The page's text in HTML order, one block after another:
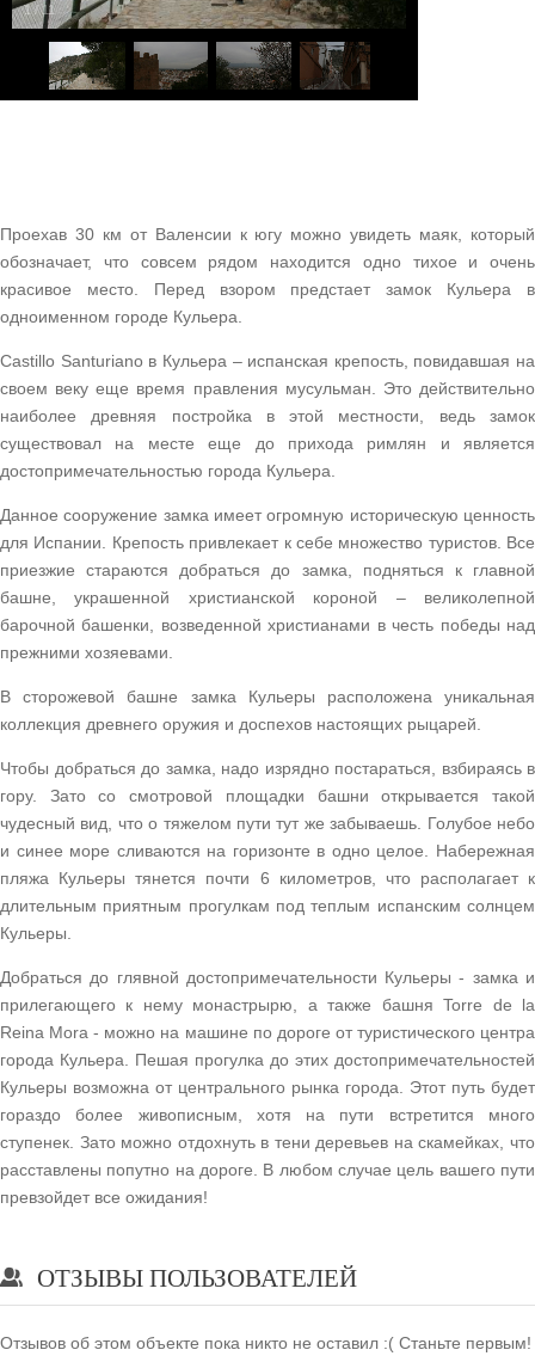
1/11
Проехав 30 км от Валенсии к югу можно увидеть маяк, который
обозначает, что совсем рядом находится одно тихое и очень
красивое место. Перед взором предстает замок Кульера в
одноименном городе Кульера.
Castillo Santuriano в Кульера – испанская крепость, повидавшая на
своем веку еще время правления мусульман. Это действительно
наиболее древняя постройка в этой местности, ведь замок
существовал на месте еще до прихода римлян и является
достопримечательностью города Кульера.
Данное сооружение замка имеет огромную историческую ценность
для Испании. Крепость привлекает к себе множество туристов. Все
приезжие стараются добраться до замка, подняться к главной
башне, украшенной христианской короной – великолепной
барочной башенки, возведенной христианами в честь победы над
прежними хозяевами.
В сторожевой башне замка Кульеры расположена уникальная
коллекция древнего оружия и доспехов настоящих рыцарей.
Чтобы добраться до замка, надо изрядно постараться, взбираясь в
гору. Зато со смотровой площадки башни открывается такой
чудесный вид, что о тяжелом пути тут же забываешь. Голубое небо
и синее море сливаются на горизонте в одно целое. Набережная
пляжа Кульеры тянется почти 6 километров, что располагает к
длительным приятным прогулкам под теплым испанским солнцем
Кульеры.
Добраться до глявной достопримечательности Кульеры - замка и
прилегающего к нему монастрырю, а также башня Torre de la
Reina Mora - можно на машине по дороге от туристического центра
города Кульера. Пешая прогулка до этих достопримечательностей
Кульеры возможна от центрального рынка города. Этот путь будет
гораздо более живописным, хотя на пути встретится много
ступенек. Зато можно отдохнуть в тени деревьев на скамейках, что
расставлены попутно на дороге. В любом случае цель вашего пути
превзойдет все ожидания!
ОТЗЫВЫ ПОЛЬЗОВАТЕЛЕЙ
Отзывов об этом объекте пока никто не оставил :( Станьте первым!